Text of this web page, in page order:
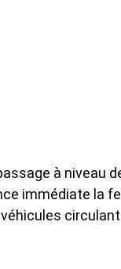
à niveau
immédiate la